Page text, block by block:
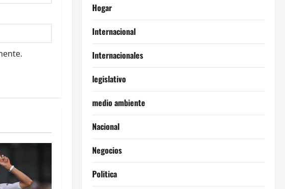
Hogar
Internacional
Internacionales
legislativo
medio ambiente
Nacional
Negocios
Politica